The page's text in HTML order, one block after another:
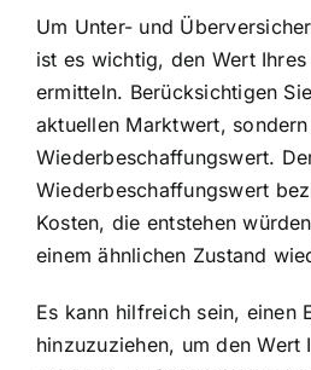
Um Unter- und
ist es wichtig, den Wert
ermitteln. Berücksichtigen
aktuellen Marktwert,
Wiederbeschaffungswert.
Wiederbeschaffungswert
Kosten, die entstehen
einem ähnlichen Zustand
Es kann hilfreich sein, einen
hinzuzuziehen, um den Wert